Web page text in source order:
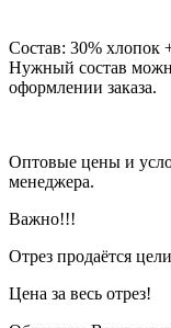
Состав: 30% хлопок
Нужный состав
оформлении заказа.
Оптовые цены и
менеджера.
Важно!!!
Отрез продаётся
Цена за весь отрез!